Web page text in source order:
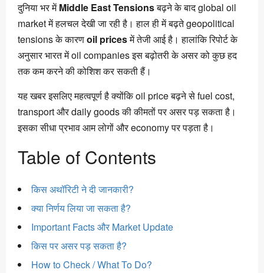
दुनिया भर मेंMiddle East Tensionsबढ़ने के बाद global oil
market में हलचल देखी जा रही है। हाल ही में बढ़ते geopolitical
tensions के कारणoil pricesमें तेजी आई है। हालांकि रिपोर्ट के
अनुसार भारत में oil companies इस बढ़ोतरी के असर को कुछ हद
तक कम करने की कोशिश कर सकती हैं।
यह खबर इसलिए महत्वपूर्ण है क्योंकि oil price बढ़ने से fuel cost,
transport और daily goods की कीमतों पर असर पड़ सकता है।
इसका सीधा प्रभाव आम लोगों और economy पर पड़ता है।
Table of Contents
किस अथॉरिटी ने दी जानकारी?
क्या निर्णय लिया जा सकता है?
Important Facts और Market Update
किस पर असर पड़ सकता है?
How to Check / What To Do?